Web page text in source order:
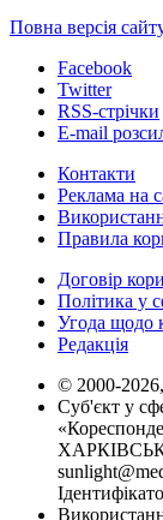
Повна версія
Facebook
Twitter
RSS-стрічки
E-mail
Контакти
Реклама на
Правила
Договір
Політика у
Угода щодо
Редакція
© 2000-
Суб'єкт у